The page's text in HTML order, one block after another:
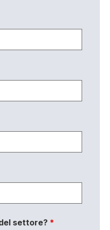
settore? *